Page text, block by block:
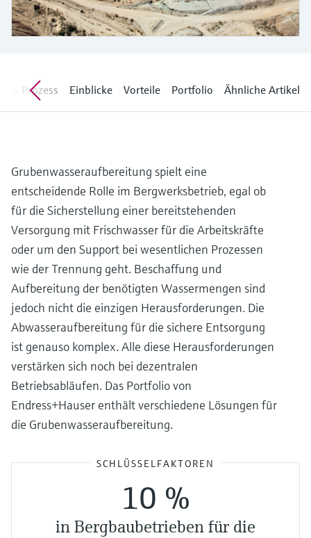
Device Viewer
Ersatzteilsuche
Füllstandsmessung
Alle ansehen
Analysatoren für Härte, Eisen,
Aluminium & Chromat
Mikrowellentransmission
Alle ansehen
Prozess Einblicke Vorteile Portfolio Ähnliche Artikel
Grubenwasseraufbereitung spielt eine
entscheidende Rolle im Bergwerksbetrieb, egal ob
für die Sicherstellung einer bereitstehenden
Versorgung mit Frischwasser für die Arbeitskräfte
oder um den Support bei wesentlichen Prozessen
wie der Trennung geht. Beschaffung und
Aufbereitung der benötigten Wassermengen sind
jedoch nicht die einzigen Herausforderungen. Die
Abwasseraufbereitung für die sichere Entsorgung
ist genauso komplex. Alle diese Herausforderungen
verstärken sich noch bei dezentralen
Betriebsabläufen. Das Portfolio von
Endress+Hauser enthält verschiedene Lösungen für
die Grubenwasseraufbereitung.
SCHLÜSSELFAKTOREN
10 %
in Bergbaubetrieben für die